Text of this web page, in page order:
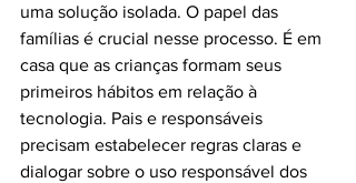
uma solução isolada. O papel das
famílias é crucial nesse processo. É em
casa que as crianças formam seus
primeiros hábitos em relação à
tecnologia. Pais e responsáveis
precisam estabelecer regras claras e
dialogar sobre o uso responsável dos